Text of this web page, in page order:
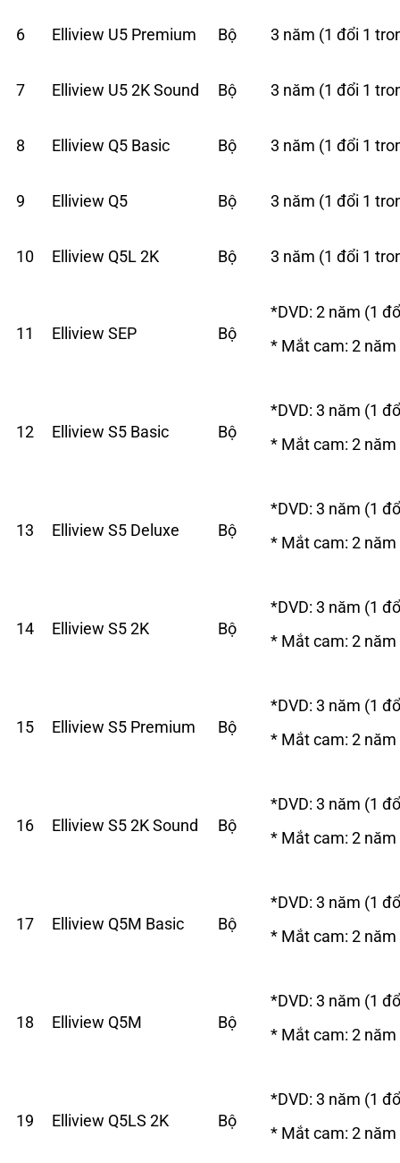
6 Elliview U5 Premium Bộ 3 năm (1 đổi 1
7 Elliview U5 2K Sound Bộ 3 năm (1 đổi 1
8 Elliview Q5 Basic Bộ 3 năm (1 đổi 1
9 Elliview Q5 Bộ 3 năm (1 đổi 1
10 Elliview Q5L 2K Bộ 3 năm (1 đổi 1
11 Elliview SEP Bộ
*DVD: 2 năm (1
* Mắt cam: 2 năm
12 Elliview S5 Basic Bộ
*DVD: 3 năm (1
* Mắt cam: 2 năm
13 Elliview S5 Deluxe Bộ
*DVD: 3 năm (1
* Mắt cam: 2 năm
14 Elliview S5 2K Bộ
*DVD: 3 năm (1
* Mắt cam: 2 năm
15 Elliview S5 Premium Bộ
*DVD: 3 năm (1
* Mắt cam: 2 năm
16 Elliview S5 2K Sound Bộ
*DVD: 3 năm (1
* Mắt cam: 2 năm
17 Elliview Q5M Basic Bộ
*DVD: 3 năm (1
* Mắt cam: 2 năm
18 Elliview Q5M Bộ
*DVD: 3 năm (1
* Mắt cam: 2 năm
19 Elliview Q5LS 2K Bộ
*DVD: 3 năm (1
* Mắt cam: 2 năm